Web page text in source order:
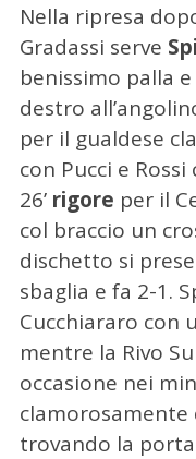
Nella ripresa
Gradassi serve
benissimo palla
destro
per il gualdese
con Pucci e
26’ rigore per il
col braccio un
dischetto si
sbaglia e fa 2-1.
Cucchiararo con
mentre la Rivo
occasione nei
clamorosamente
trovando la